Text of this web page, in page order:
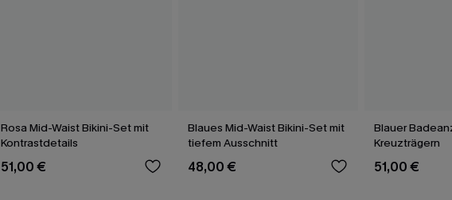
Rosa Mid-Waist Bikini-Set mit
Kontrastdetails
51,00 €
Blaues Mid-Waist Bikini-Set mit
tiefem Ausschnitt
48,00 €
Blauer
Kreuzträgern
51,00 €